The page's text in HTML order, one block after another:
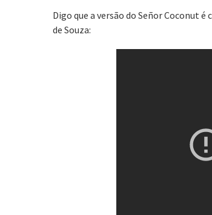
Digo que a versão do Señor Coconut é
de Souza: